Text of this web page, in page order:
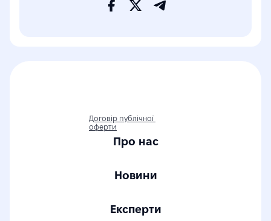
Договір публічної
оферти
Про нас
Новини
Експерти